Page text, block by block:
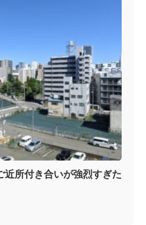
近所付き合いが強烈すぎた